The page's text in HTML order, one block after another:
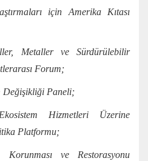
için Amerika Kıtası
Metaller ve Sürdürülebilir
Forum;
Değişikliği Paneli;
Hizmetleri Üzerine
Platformu;
ve Restorasyonu